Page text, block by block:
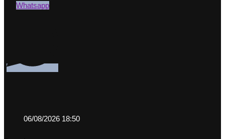
Whatsapp
06/08/2026 18:50